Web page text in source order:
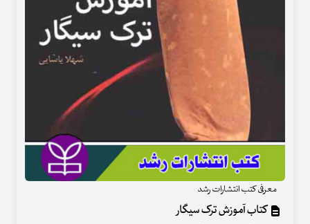
معرفی کتب انتشارات رشد
کتاب آموزش ترک سیگار